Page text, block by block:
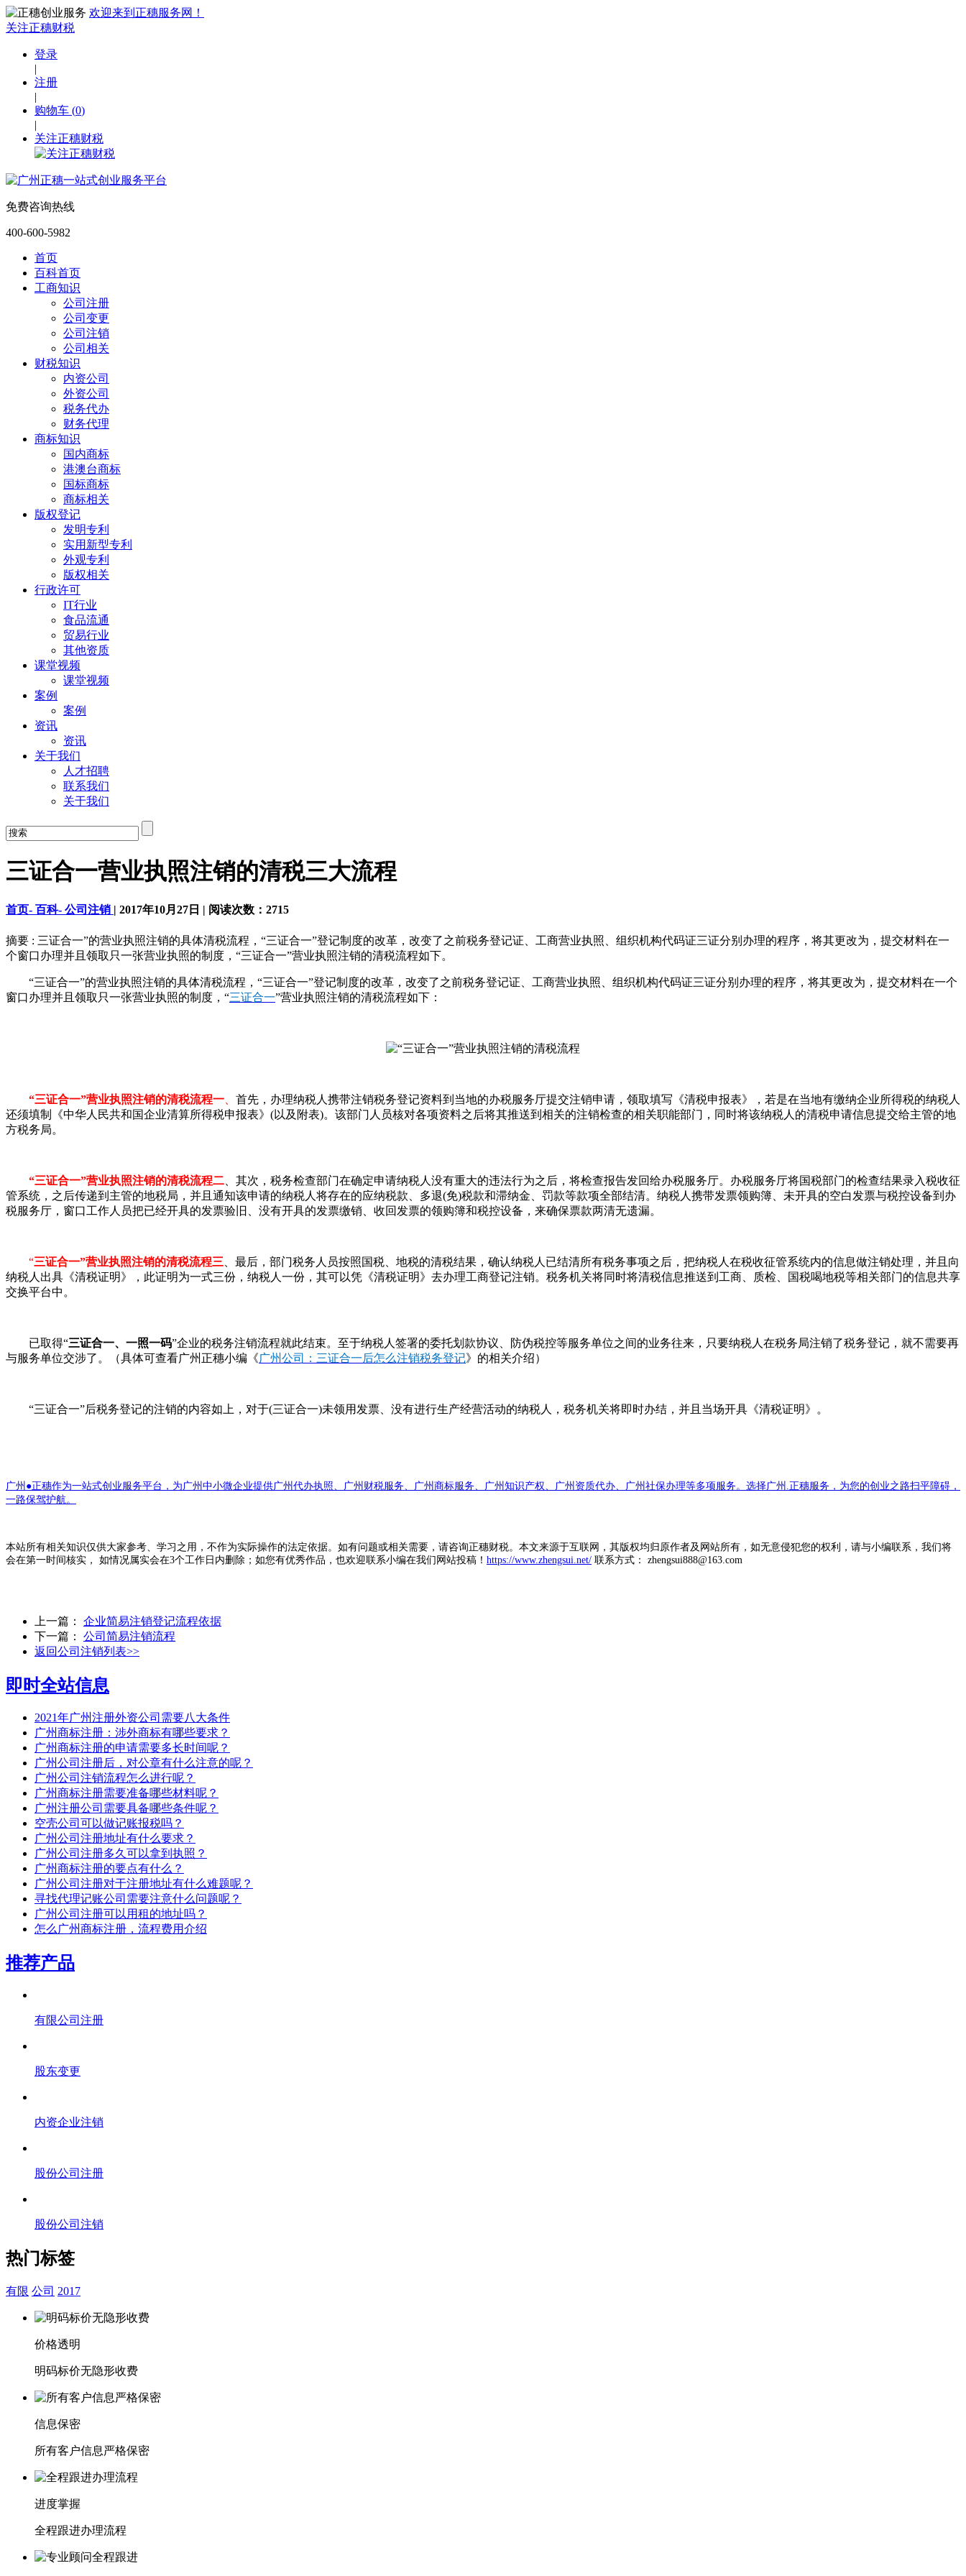
欢迎来到正穗服务网！
关注正穗财税
登录
|
注册
|
购物车 (0)
|
关注正穗财税
免费咨询热线
400-600-5982
首页
百科首页
工商知识
公司注册
公司变更
公司注销
公司相关
财税知识
内资公司
外资公司
税务代办
财务代理
商标知识
国内商标
港澳台商标
国标商标
商标相关
版权登记
发明专利
实用新型专利
外观专利
版权相关
行政许可
IT行业
食品流通
贸易行业
其他资质
课堂视频
课堂视频
案例
案例
资讯
资讯
关于我们
人才招聘
联系我们
关于我们
三证合一营业执照注销的清税三大流程
首页- 百科- 公司注销 | 2017年10月27日 | 阅读次数： 2715
摘要 : 三证合一”的营业执照注销的具体清税流程，“三证合一”登记制度的改革，改变了之前税务登记证、工商营业执照、组织机构代码证三证分别办理的程序，将其更改为，提交材料在一
个窗口办理并且领取只一张营业执照的制度，“三证合一”营业执照注销的清税流程如下。
“三证合一”的营业执照注销的具体清税流程，“三证合一”登记制度的改革，改变了之前税务登记证、工商营业执照、组织机构代码证三证分别办理的程序，将其更改为，提交材料在一个
窗口办理并且领取只一张营业执照的制度，“三证合一”营业执照注销的清税流程如下：
“三证合一”营业执照注销的清税流程一
首先，办理纳税人携带注销税务登记资料到当地的办税服务厅提交注销申请，领取填写《清税申报表》，若是在当地有缴纳企业所得税的纳税人
还须填制《中华人民共和国企业清算所得税申报表》(以及附表)。该部门人员核对各项资料之后将其推送到相关的注销检查的相关职能部门，同时将该纳税人的清税申请信息提交给主管的地
方税务局。
“三证合一”营业执照注销的清税流程二 、其次，税务检查部门在确定申请纳税人没有重大的违法行为之后，将检查报告发回给办税服务厅。办税服务厅将国税部门的检查结果录入税收征
管系统，之后传递到主管的地税局，并且通知该申请的纳税人将存在的应纳税款、多退(免)税款和滞纳金、罚款等款项全部结清。纳税人携带发票领购簿、未开具的空白发票与税控设备到办
税服务厅，窗口工作人员把已经开具的发票验旧、没有开具的发票缴销、收回发票的领购簿和税控设备，来确保票款两清无遗漏。
“三证合一”营业执照注销的清税流程三 、最后，部门税务人员按照国税、地税的清税结果，确认纳税人已结清所有税务事项之后，把纳税人在税收征管系统内的信息做注销处理，并且向
纳税人出具《清税证明》，此证明为一式三份，纳税人一份，其可以凭《清税证明》去办理工商登记注销。税务机关将同时将清税信息推送到工商、质检、国税喝地税等相关部门的信息共享
交换平台中。
已取得“三证合一、一照一码”企业的税务注销流程就此结束。至于纳税人签署的委托划款协议、防伪税控等服务单位之间的业务往来，只要纳税人在税务局注销了税务登记，就不需要再
与服务单位交涉了。（具体可查看广州正穗小编《广州公司：三证合一后怎么注销税务登记》的相关介绍）
“三证合一”后税务登记的注销的内容如上，对于(三证合一)未领用发票、没有进行生产经营活动的纳税人，税务机关将即时办结，并且当场开具《清税证明》。
广州●正穗作为一站式创业服务平台，为广州中小微企业提供广州代办执照、广州财税服务、广州商标服务、广州知识产权、广州资质代办、广州社保办理等多项服务。选择广州.正穗服务，为您的创业之路扫平障碍，
一路保驾护航。
本站所有相关知识仅供大家参考、学习之用，不作为实际操作的法定依据。如有问题或相关需要，请咨询正穗财税。本文来源于互联网，其版权均归原作者及网站所有，如无意侵犯您的权利，请与小编联系，我们将
会在第一时间核实， 如情况属实会在3个工作日内删除；如您有优秀作品，也欢迎联系小编在我们网站投稿！ https://www.zhengsui.net/ 联系方式： zhengsui888@163.com
上一篇： 企业简易注销登记流程依据
下一篇： 公司简易注销流程
返回公司注销列表>>
即时全站信息
2021年广州注册外资公司需要八大条件
广州商标注册：涉外商标有哪些要求？
广州商标注册的申请需要多长时间呢？
广州公司注册后，对公章有什么注意的呢？
广州公司注销流程怎么进行呢？
广州商标注册需要准备哪些材料呢？
广州注册公司需要具备哪些条件呢？
空壳公司可以做记账报税吗？
广州公司注册地址有什么要求？
广州公司注册多久可以拿到执照？
广州商标注册的要点有什么？
广州公司注册对于注册地址有什么难题呢？
寻找代理记账公司需要注意什么问题呢？
广州公司注册可以用租的地址吗？
怎么广州商标注册，流程费用介绍
推荐产品
有限公司注册
股东变更
内资企业注销
股份公司注册
股份公司注销
热门标签
有限 公司 2017
价格透明
明码标价无隐形收费
信息保密
所有客户信息严格保密
进度掌握
全程跟进办理流程